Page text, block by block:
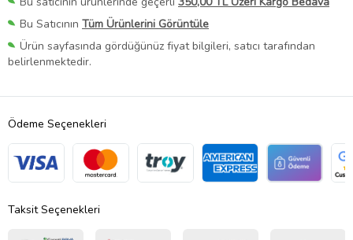
Bu Satıcının Tüm Ürünlerini Görüntüle
Ürün sayfasında gördüğünüz fiyat bilgileri, satıcı tarafından
belirlenmektedir.
Ödeme Seçenekleri
Taksit Seçenekleri